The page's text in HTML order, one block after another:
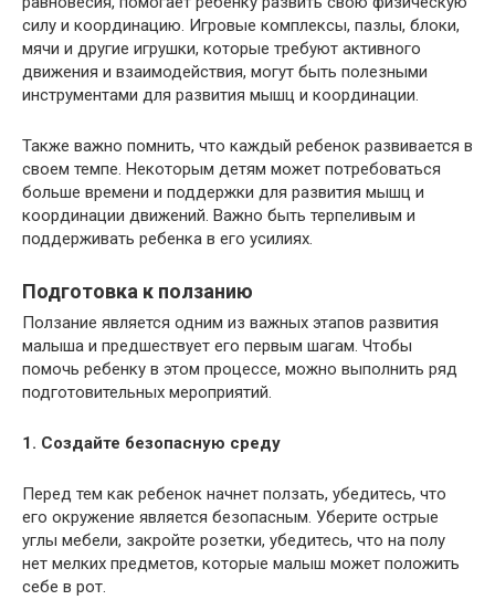
силу и координацию. Игровые комплексы, пазлы, блоки,
мячи и другие игрушки, которые требуют активного
движения и взаимодействия, могут быть полезными
инструментами для развития мышц и координации.
Также важно помнить, что каждый ребенок развивается в
своем темпе. Некоторым детям может потребоваться
больше времени и поддержки для развития мышц и
координации движений. Важно быть терпеливым и
поддерживать ребенка в его усилиях.
Подготовка к ползанию
Ползание является одним из важных этапов развития
малыша и предшествует его первым шагам. Чтобы
помочь ребенку в этом процессе, можно выполнить ряд
подготовительных мероприятий.
1. Создайте безопасную среду
Перед тем как ребенок начнет ползать, убедитесь, что
его окружение является безопасным. Уберите острые
углы мебели, закройте розетки, убедитесь, что на полу
нет мелких предметов, которые малыш может положить
себе в рот.